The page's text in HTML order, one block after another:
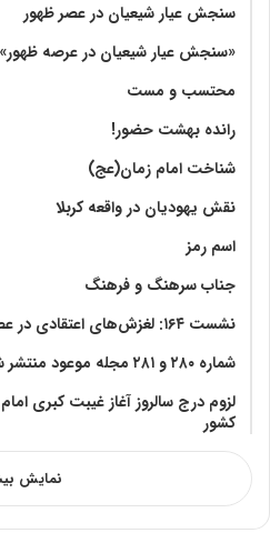
سنجش عیار شیعیان در عصر ظهور
«سنجش عیار شیعیان در عرصه ظهور»
محتسب و مست
رانده بهشت‌ حضور!
شناخت امام زمان(عج)
نقش یهودیان در واقعه کربلا
اسم رمز
جناب سرهنگ و فرهنگ
نشست ۱۶۴: لغزش‌های اعتقادی در عصر غیبت
شماره ۲۸۰ و ۲۸۱ مجله موعود منتشر شد
لزوم درج سالروز آغاز غیبت کبری
کشور
نمایش